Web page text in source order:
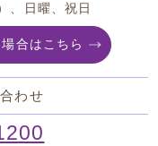
、日曜、祝日
合はこちら
わせ